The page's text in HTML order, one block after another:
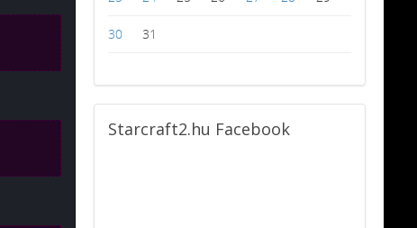
30 31
Starcraft2.hu Facebook